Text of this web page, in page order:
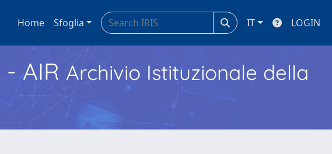
Home Sfoglia IT LOGIN
- AIR Archivio Istituzionale della